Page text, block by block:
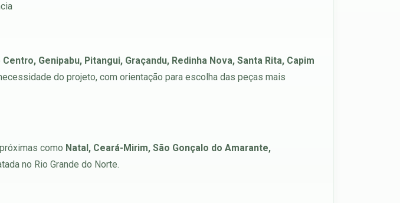
Centro, Genipabu, Pitangui, Graçandu, Redinha Nova, Santa Rita, Capim
do projeto, com orientação para escolha das peças mais
como Natal, Ceará-Mirim, São Gonçalo do Amarante,
no Rio Grande do Norte.